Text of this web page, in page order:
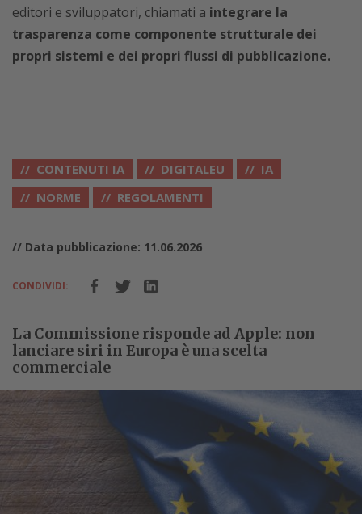
editori e sviluppatori, chiamati a integrare la
trasparenza come componente strutturale dei
propri sistemi e dei propri flussi di pubblicazione.
CONTENUTI IA DIGITALEU
IA
NORME
REGOLAMENTI
// Data pubblicazione: 11.06.2026
CONDIVIDI:
La Commissione risponde ad Apple: non
lanciare siri in Europa è una scelta
commerciale